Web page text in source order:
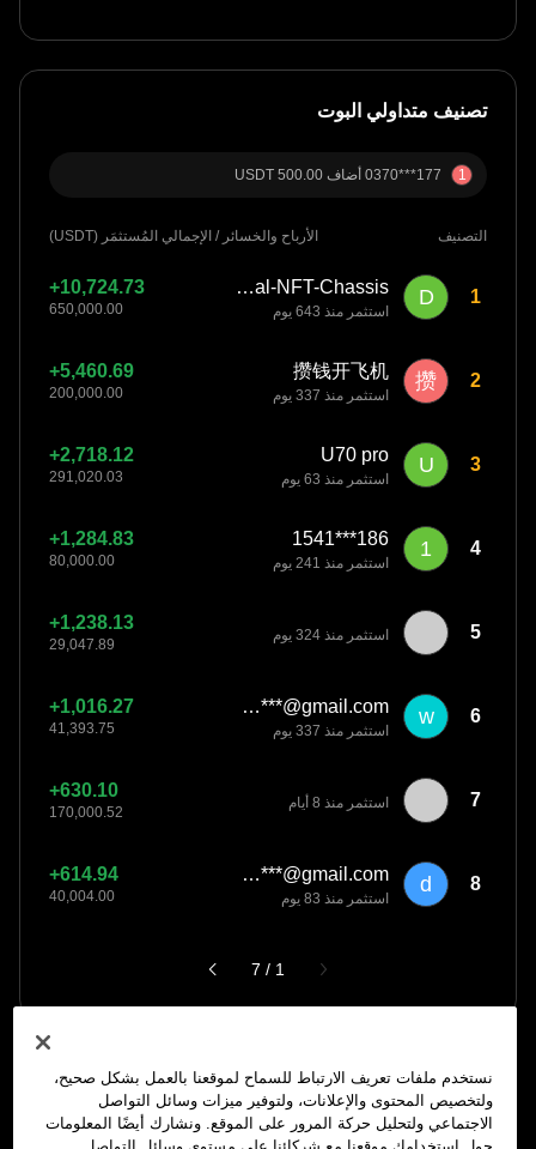
تصنيف متداولي البوت
1 177***0370 أضاف ‏‎500.00‏ USDT
التصنيف الأرباح والخسائر / الإجمالي المُستثمَر (USDT)
1
D
Dual-NFT-Chassis
استثمر منذ 643 يوم
2
攒
攒钱开飞机
استثمر منذ 337 يوم
3
U
U70 pro
استثمر منذ 63 يوم
4
1
186***1541
استثمر منذ 241 يوم
5 استثمر منذ 324 يوم
6
w
wan***@gmail.com
استثمر منذ 337 يوم
7 استثمر منذ 8 أيام
8
d
dds***@gmail.com
استثمر منذ 83 يوم
الصفحة الحالية رقم 1 من 7
بإنشائِكَ هذا البوت، فأنت تُوافق على إمكانِ استخدامِ مُعرِّف المُستَخدِم
وإحصائيّات بوت التّداول وبيانات المُعامَلة لأغراضِ التّسويق.
نستخدم ملفات تعريف الارتباط للسماح لموقعنا بالعمل بشكل صحيح،
ولتخصيص المحتوى والإعلانات، ولتوفير ميزات وسائل التواصل
الاجتماعي ولتحليل حركة المرور على الموقع. ونشارك أيضًا المعلومات